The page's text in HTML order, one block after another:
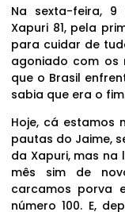
Na sexta-feira, 9
Xapuri 81, pela
para cuidar de
agoniado com os
que o Brasil
sabia que era o
Hoje, cá estamos
pautas do Jaime,
da Xapuri, mas na
mês sim de
carcamos porva
número 100. E,